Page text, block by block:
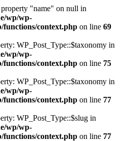
"name" on null in
wp/wp-
functions/context.php on line 69
WP_Post_Type::$taxonomy in
wp/wp-
functions/context.php on line 75
WP_Post_Type::$taxonomy in
wp/wp-
functions/context.php on line 77
WP_Post_Type::$slug in
wp/wp-
functions/context.php on line 77